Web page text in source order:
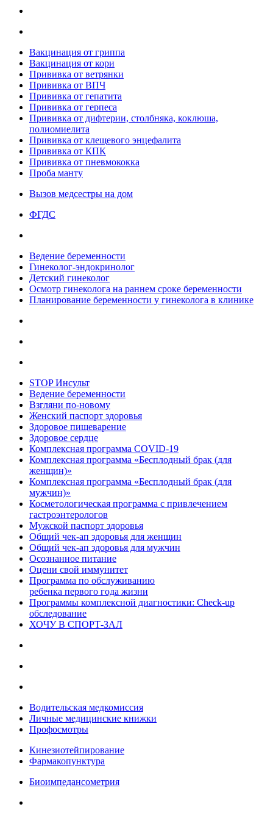
Вакцинация от гриппа
Вакцинация от кори
Прививка от ветрянки
Прививка от ВПЧ
Прививка от гепатита
Прививка от герпеса
Прививка от дифтерии, столбняка, коклюша,
полиомиелита
Прививка от клещевого энцефалита
Прививка от КПК
Прививка от пневмококка
Проба манту
Вызов медсестры на дом
ФГДС
Ведение беременности
Гинеколог-эндокринолог
Детский гинеколог
Осмотр гинеколога на раннем сроке беременности
Планирование беременности у гинеколога в клинике
STOP Инсульт
Ведение беременности
Взгляни по-новому
Женский паспорт здоровья
Здоровое пищеварение
Здоровое сердце
Комплексная программа COVID-19
Комплексная программа «Бесплодный брак (для
женщин)»
Комплексная программа «Бесплодный брак (для
мужчин)»
Косметологическая программа с привлечением
гастроэнтерологов
Мужской паспорт здоровья
Общий чек-ап здоровья для женщин
Общий чек-ап здоровья для мужчин
Осознанное питание
Оцени свой иммунитет
Программа по обслуживанию
ребенка первого года жизни
Программы комплексной диагностики: Check-up
обследование
ХОЧУ В CПОРТ-ЗАЛ
Водительская медкомиссия
Личные медицинские книжки
Профосмотры
Кинезиотейпирование
Фармакопунктура
Биоимпедансометрия